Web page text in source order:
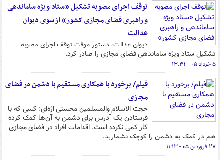
توقف اجرای مصوبه تشکیل «ستاد ویژه ساماندهی
و راهبری فضای مجازی کشور» از سوی دیوان
عدالت
دیوان عدالت، دستور موقت توقف اجرای مصوبه
تشکیل ستاد ویژه ساماندهی فضای مجازی را صادر کرد.
۵ خرداد ۰۵ - ۱۳:۳۴
فیلم/ برخورد با همکاری مستقیم با دشمن در فضای
مجازی
حجت الاسلام والمسلمین محسنی اژه‌ای: کسی که با
فرستادن یک آدرس برای دشمن به آن‌ها کمک کرده
کار کمی نکرده است. اقدامات افراد در فضای مجازی
هم در کمک به دشمن را کوچک نشمارید.
۲۷ فروردین ۰۵ - ۱۱:۱۳